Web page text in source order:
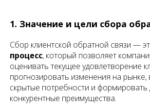
1. Значение и цели сбора
Сбор клиентской обратной связи —
процесс, который позволяет
оценивать текущее удовлетворение
прогнозировать изменения на рынке,
скрытые потребности и формировать
конкурентные преимущества.